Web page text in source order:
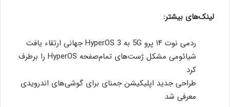
لینک‌های بیشتر:
ردمی نوت ۱۴ پرو 5G به HyperOS 3 جهانی ارتقاء یافت
شیائومی مشکل ژست‌های تمام‌صفحه HyperOS را برطرف
کرد
طراحی جدید اپلیکیشن جمنای برای گوشی‌های اندرویدی
معرفی شد